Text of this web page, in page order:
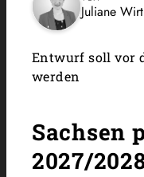
Juliane
Entwurf soll vor
werden
Sachsen
2027/